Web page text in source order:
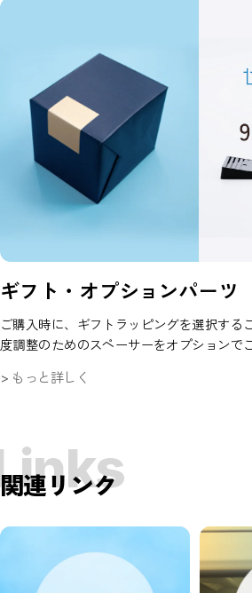
関連リンク
ギフト・オプションパーツ
ご購入時に、ギフトラッピングを選択する
度調整のためのスペーサーをオプションで
> もっと詳しく